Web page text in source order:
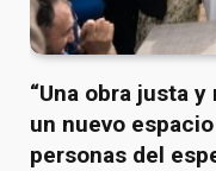
“Una obra justa
un nuevo
personas del